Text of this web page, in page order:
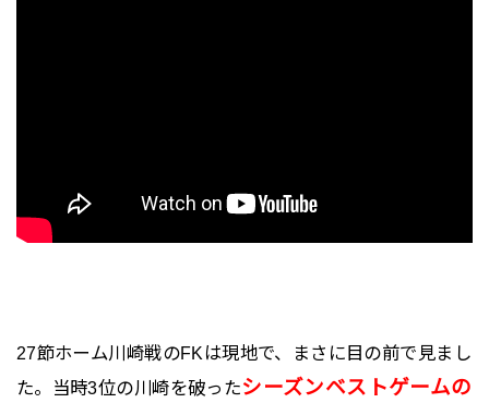
27節ホーム川崎戦のFKは現地で、まさに目の前で見まし
た。当時3位の川崎を破ったシーズンベストゲームの